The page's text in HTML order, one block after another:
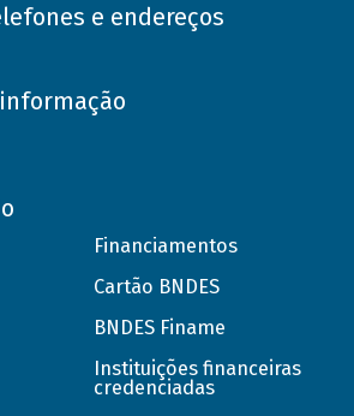
e endereços
Financiamentos
Cartão BNDES
BNDES Finame
Instituições financeiras
credenciadas